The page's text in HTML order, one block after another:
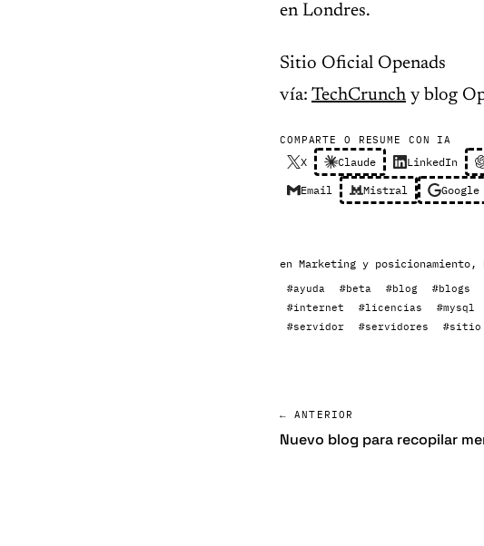
en Londres.
Sitio Oficial Openads
vía: TechCrunch y blog
COMPARTE O RESUME CON IA
X Claude LinkedIn
Email Mistral
en Marketing y posicionamiento,
#ayuda #beta #blog #blogs
#internet
#licencias #mysql
#servidor
#servidores #sitio
← ANTERIOR
Nuevo blog para recopilar